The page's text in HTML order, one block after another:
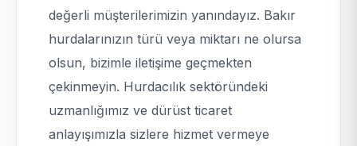
değerli müşterilerimizin yanındayız. Bakır
hurdalarınızın türü veya miktarı ne olursa
olsun, bizimle iletişime geçmekten
çekinmeyin. Hurdacılık sektöründeki
uzmanlığımız ve dürüst ticaret
anlayışımızla sizlere hizmet vermeye